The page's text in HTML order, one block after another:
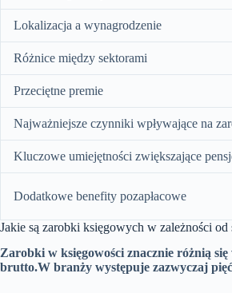
Lokalizacja a wynagrodzenie
Różnice między sektorami
Przeciętne premie
Najważniejsze czynniki wpływające na
Kluczowe umiejętności zwiększające
Dodatkowe benefity pozapłacowe
Jakie są zarobki księgowych w zależności od
Zarobki w księgowości znacznie różnią
brutto.W branży występuje zazwyczaj